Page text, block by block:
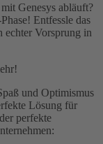
Genesys abläuft?
Entfessle das
echter Vorsprung in
und Optimismus
Lösung für
perfekte